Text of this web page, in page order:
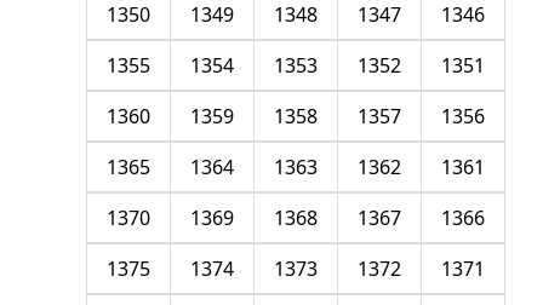
1346
1347
1348
1349
1350
1351
1352
1353
1354
1355
1356
1357
1358
1359
1360
1361
1362
1363
1364
1365
1366
1367
1368
1369
1370
1371
1372
1373
1374
1375